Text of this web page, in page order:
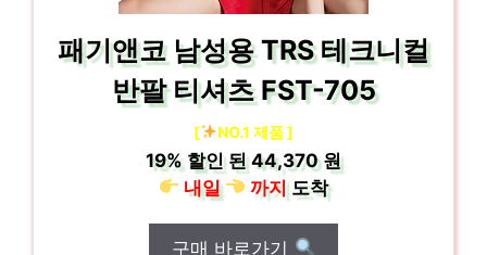
패기앤코 남성용 TRS 테크니컬
반팔 티셔츠 FST-705
[ NO.1 제품 ]
19% 할인 된44,370 원
내일
까지도착
구매 바로가기